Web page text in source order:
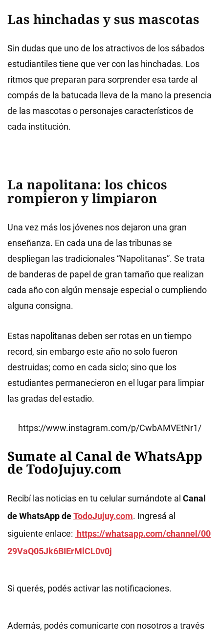
Las hinchadas y sus mascotas
Sin dudas que uno de los atractivos de los sábados
estudiantiles tiene que ver con las hinchadas. Los
ritmos que preparan para sorprender esa tarde al
compás de la batucada lleva de la mano la presencia
de las mascotas o personajes característicos de
cada institución.
La napolitana: los chicos
rompieron y limpiaron
Una vez más los jóvenes nos dejaron una gran
enseñanza. En cada una de las tribunas se
despliegan las tradicionales “Napolitanas”. Se trata
de banderas de papel de gran tamaño que realizan
cada año con algún mensaje especial o cumpliendo
alguna consigna.
Estas napolitanas deben ser rotas en un tiempo
record, sin embargo este año no solo fueron
destruidas; como en cada siclo; sino que los
estudiantes permanecieron en el lugar para limpiar
las gradas del estadio.
https://www.instagram.com/p/CwbAMVEtNr1/
Sumate al Canal de WhatsApp
de TodoJujuy.com
Recibí las noticias en tu celular sumándote al Canal
de WhatsApp deTodoJujuy.com. Ingresá al
siguiente enlace: https://whatsapp.com/channel/00
29VaQ05Jk6BIErMlCL0v0j
Si querés, podés activar las notificaciones.
Además, podés comunicarte con nosotros a través